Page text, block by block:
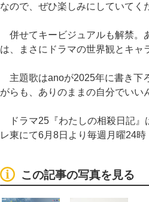
なので、ぜひ楽しみにしていてく
併せてキービジュアルも解禁。
は、まさにドラマの世界観とキャ
主題歌はanoが2025年に書き下
がらも、ありのままの自分でいい
ドラマ25『わたしの相殺日記』
レ東にて6月8日より毎週月曜24
この記事の写真を見る